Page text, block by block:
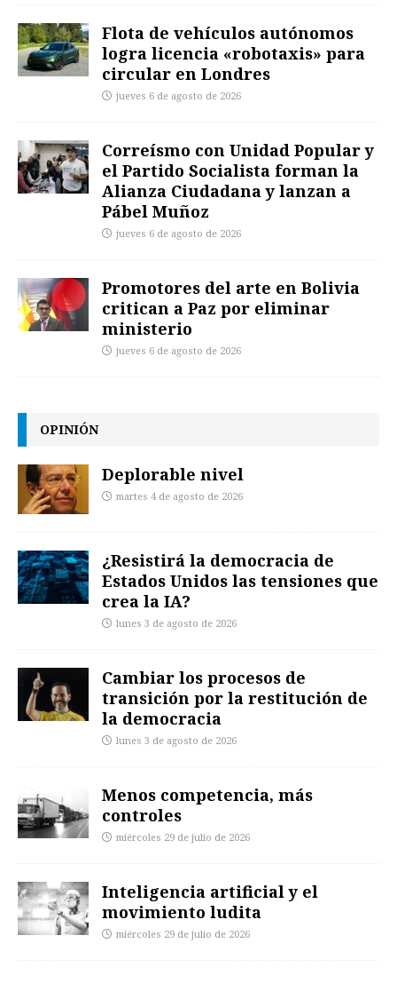
Flota de vehículos autónomos
logra licencia «robotaxis» para
circular en Londres
jueves 6 de agosto de 2026
Correísmo con Unidad Popular y
el Partido Socialista forman la
Alianza Ciudadana y lanzan a
Pábel Muñoz
jueves 6 de agosto de 2026
Promotores del arte en Bolivia
critican a Paz por eliminar
ministerio
jueves 6 de agosto de 2026
OPINIÓN
Deplorable nivel
martes 4 de agosto de 2026
¿Resistirá la democracia de
Estados Unidos las tensiones que
crea la IA?
lunes 3 de agosto de 2026
Cambiar los procesos de
transición por la restitución de
la democracia
lunes 3 de agosto de 2026
Menos competencia, más
controles
miércoles 29 de julio de 2026
Inteligencia artificial y el
movimiento ludita
miércoles 29 de julio de 2026